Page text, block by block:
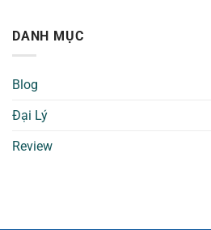
DANH MỤC
Blog
Đại Lý
Review